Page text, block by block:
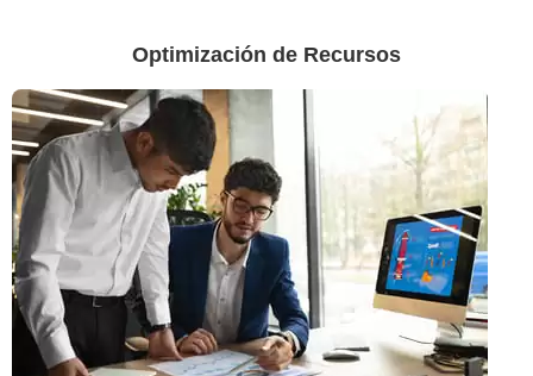
Optimización de Recursos